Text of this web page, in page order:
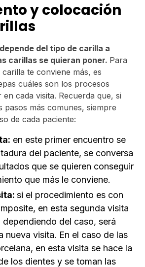
y colocación
depende del tipo de carilla a
carillas se quieran poner. Para
te conviene más, es
cuáles son los procesos
cada visita. Recuerda que, si
pasos más comunes, siempre
de cada paciente:
en este primer encuentro se
del paciente, se conversa
que se quieren conseguir
que más le conviene.
si el procedimiento es con
en esta segunda visita
del caso, será
nueva visita. En el caso de las
en esta visita se hace la
los dientes y se toman las